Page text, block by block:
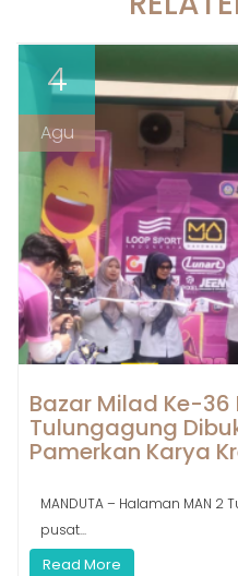
4
Agu
Bazar Milad Ke-36
Tulungagung
Pamerkan Karya
MANDUTA – Halaman MAN
pusat...
Read More